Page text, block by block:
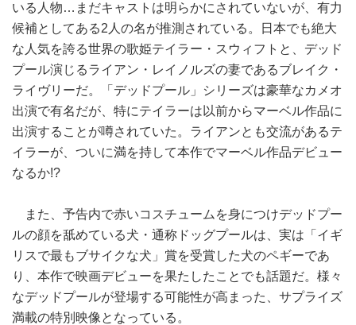
いる人物…まだキャストは明らかにされていないが、有力
候補としてある2人の名が推測されている。日本でも絶大
な人気を誇る世界の歌姫テイラー・スウィフトと、デッド
プール演じるライアン・レイノルズの妻であるブレイク・
ライヴリーだ。「デッドプール」シリーズは豪華なカメオ
出演で有名だが、特にテイラーは以前からマーベル作品に
出演することが噂されていた。ライアンとも交流があるテ
イラーが、ついに満を持して本作でマーベル作品デビュー
なるか!?
また、予告内で赤いコスチュームを身につけデッドプー
ルの顔を舐めている犬・通称ドッグプールは、実は「イギ
リスで最もブサイクな犬」賞を受賞した犬のペギーであ
り、本作で映画デビューを果たしたことでも話題だ。様々
なデッドプールが登場する可能性が高まった、サプライズ
満載の特別映像となっている。